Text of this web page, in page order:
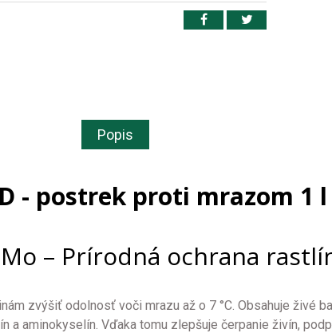
Popis
- postrek proti mrazom 1 l
– Prírodná ochrana
zvýšiť odolnosť voči mrazu až o 7 °C. Obsahuje živé
a aminokyselín. Vďaka tomu zlepšuje čerpanie živín,